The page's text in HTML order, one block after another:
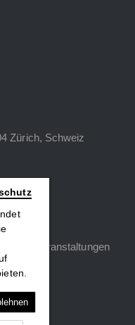
Zürich, Schweiz
zu Veranstaltungen